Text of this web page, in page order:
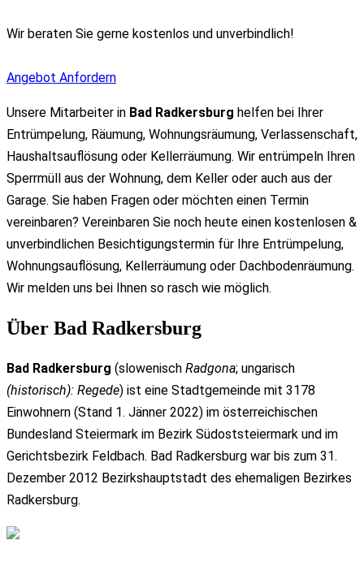
Wir beraten Sie gerne kostenlos und unverbindlich!
Angebot Anfordern
Unsere Mitarbeiter in Bad Radkersburg helfen bei Ihrer
Entrümpelung, Räumung, Wohnungsräumung, Verlassenschaft,
Haushaltsauflösung oder Kellerräumung. Wir entrümpeln Ihren
Sperrmüll aus der Wohnung, dem Keller oder auch aus der
Garage. Sie haben Fragen oder möchten einen Termin
vereinbaren? Vereinbaren Sie noch heute einen kostenlosen &
unverbindlichen Besichtigungstermin für Ihre Entrümpelung,
Wohnungsauflösung, Kellerräumung oder Dachbodenräumung.
Wir melden uns bei Ihnen so rasch wie möglich.
Über Bad Radkersburg
Bad Radkersburg (slowenisch Radgona; ungarisch
(historisch): Regede) ist eine Stadtgemeinde mit 3178
Einwohnern (Stand 1. Jänner 2022) im österreichischen
Bundesland Steiermark im Bezirk Südoststeiermark und im
Gerichtsbezirk Feldbach. Bad Radkersburg war bis zum 31.
Dezember 2012 Bezirkshauptstadt des ehemaligen Bezirkes
Radkersburg.